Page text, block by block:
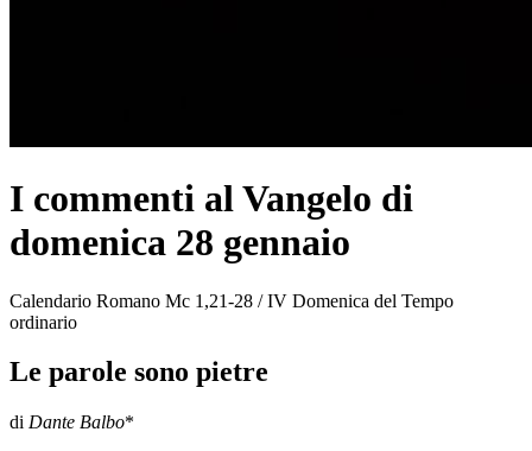
I commenti al Vangelo di
domenica 28 gennaio
Calendario Romano Mc 1,21-28 / IV Domenica del Tempo
ordinario
Le parole sono pietre
di Dante Balbo*